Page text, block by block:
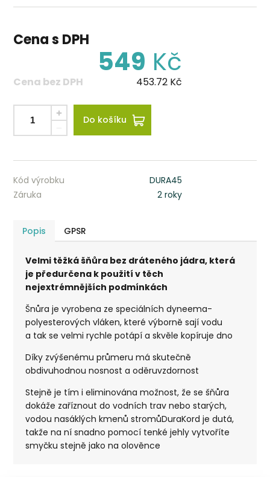
Cena s DPH
549 Kč
Cena bez DPH 453.72 Kč
Do košíku
Kód výrobku
DURA45
Záruka
2 roky
Popis GPSR
Velmi těžká šňůra bez dráteného jádra, která
je předurčena k použití v těch
nejextrémnějších podmínkách
Šnůra je vyrobena ze speciálních dyneema-
polyesterových vláken, které výborně sají vodu
a tak se velmi rychle potápí a skvěle kopíruje dno
Díky zvýšenému průmeru má skutečně
obdivuhodnou nosnost a oděruvzdornost
Stejně je tím i eliminována možnost, že se šňůra
dokáže zaříznout do vodních trav nebo starých,
vodou nasáklých kmenů stromůDuraKord je dutá,
takže na ní snadno pomocí tenké jehly vytvoříte
smyčku stejně jako na olověnce